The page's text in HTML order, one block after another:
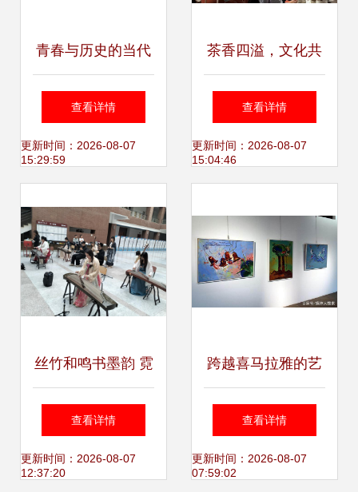
青春与历史的当代
对话——浙江美术
馆师生赴云南陆军
自然遗产日”盛会
查看详情
更新时间：2026-08-07
15:29:59
茶香四溢，文化共
融——中国茶道文
化走进希腊国家电
划
查看详情
更新时间：2026-08-07
15:04:46
丝竹和鸣书墨韵 霓
裳翩跹奏华章——
我校第二届华音民
查看详情
更新时间：2026-08-07
12:37:20
跨越喜马拉雅的艺
术对话 尼泊尔女画
家拉吉尼画展在香
查看详情
更新时间：2026-08-07
07:59:02